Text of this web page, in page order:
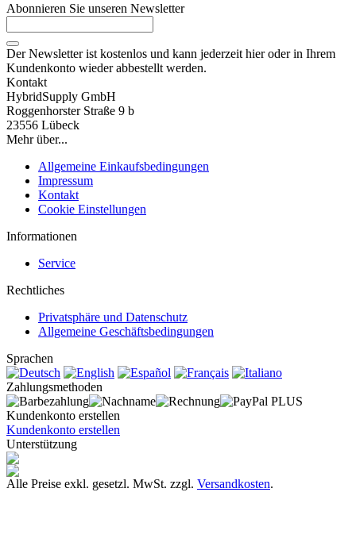
Abonnieren Sie unseren Newsletter
Der Newsletter ist kostenlos und kann jederzeit hier oder in Ihrem
Kundenkonto wieder abbestellt werden.
Kontakt
HybridSupply GmbH
Roggenhorster Straße 9 b
23556 Lübeck
Mehr über...
Allgemeine Einkaufsbedingungen
Impressum
Kontakt
Cookie Einstellungen
Informationen
Service
Rechtliches
Privatsphäre und Datenschutz
Allgemeine Geschäftsbedingungen
Sprachen
Zahlungsmethoden
Kundenkonto erstellen
Kundenkonto erstellen
Unterstützung
Alle Preise exkl. gesetzl. MwSt. zzgl. Versandkosten.